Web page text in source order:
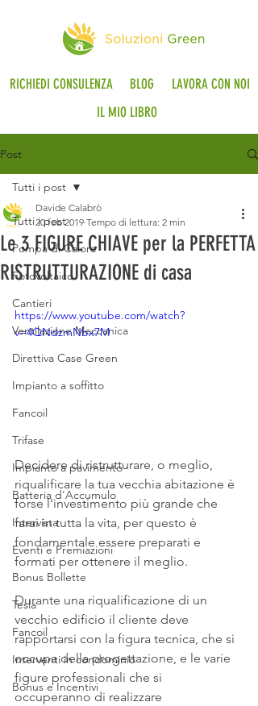
RICHIEDI CONSULENZA BLOG
LAVORA CON NOI
IL MIO LIBRO
Post
Tutti i post
Pompa di Calore
Fotovoltaico
Cantieri
Ventilazione Meccanica
Direttiva Case Green
Impianto a soffitto
Fancoil
Trifase
Impianto a pavimento
Batteria d'Accumulo
Intervista
Eventi e Premiazioni
Bonus Bollette
Tesla
Fancoil
Interventi in condominio
Bonus e Incentivi
Tutti i post
Le 3 FIGURE CHIAVE per la PERFETTA
RISTRUTTURAZIONE di casa
Davide Calabrò
20 feb 2019 Tempo di lettura: 2 min
https://www.youtube.com/watch?
v=4QNdzmNbx7M
Decidere di ristrutturare, o meglio,
riqualificare la tua vecchia abitazione è
forse l'investimento più grande che
farai in tutta la vita, per questo è
fondamentale essere preparati e
formati per ottenere il meglio.
Durante una riqualificazione di un
vecchio edificio il cliente deve
rapportarsi con la figura tecnica, che si
occupa della progettazione, e le varie
figure professionali che si
occuperanno di realizzare